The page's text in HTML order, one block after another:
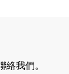
我們。